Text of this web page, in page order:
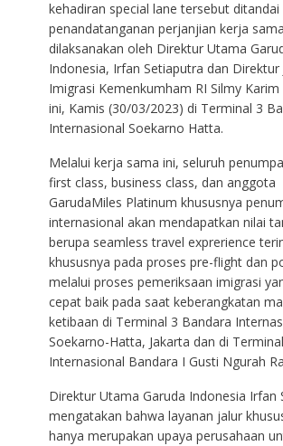
kehadiran special lane tersebut ditandai
penandatanganan perjanjian kerja
dilaksanakan oleh Direktur Utama
Indonesia, Irfan Setiaputra dan Direktur
Imigrasi Kemenkumham RI Silmy Karim
ini, Kamis (30/03/2023) di Terminal 3
Internasional Soekarno Hatta.
Melalui kerja sama ini, seluruh
first class, business class, dan anggota
GarudaMiles Platinum khususnya
internasional akan mendapatkan nilai
berupa seamless travel exprerience
khususnya pada proses pre-flight dan
melalui proses pemeriksaan imigrasi
cepat baik pada saat keberangkatan
ketibaan di Terminal 3 Bandara
Soekarno-Hatta, Jakarta dan di Terminal
Internasional Bandara I Gusti Ngurah
Direktur Utama Garuda Indonesia Irfan
mengatakan bahwa layanan jalur
hanya merupakan upaya perusahaan